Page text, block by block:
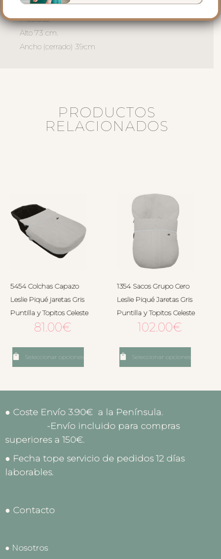
secado al natural.
Medidas:
Alto 73 cm.
Ancho (cerrado) 39cm
PRODUCTOS
RELACIONADOS
5454 Colchas Capazo
Leslie Piqué jaretas Gris
Puntilla y Topitos Celeste
81.00€
Seleccionar opciones
1354 Sacos Grupo Cero
Leslie Piqué Jaretas Gris
Puntilla y Topitos Celeste
102.00€
Seleccionar opciones
● Coste Envío 3.90€ a la Península.
-Envío incluido para compras
superiores a 150€.
● Fecha tope servicio de pedidos 12 días
laborables.
● Contacto
● Nosotros